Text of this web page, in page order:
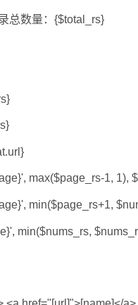
总数量：{$total_rs}
max($page_rs-1, 1),
min($page_rs+1,
min($nums_rs,